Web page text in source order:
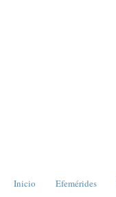
Inicio Efemérides